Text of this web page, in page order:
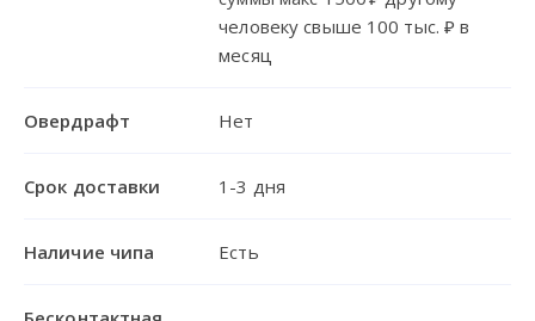
человеку свыше 100 тыс. ₽ в
месяц
Овердрафт Нет
Срок доставки 1-3 дня
Наличие чипа Есть